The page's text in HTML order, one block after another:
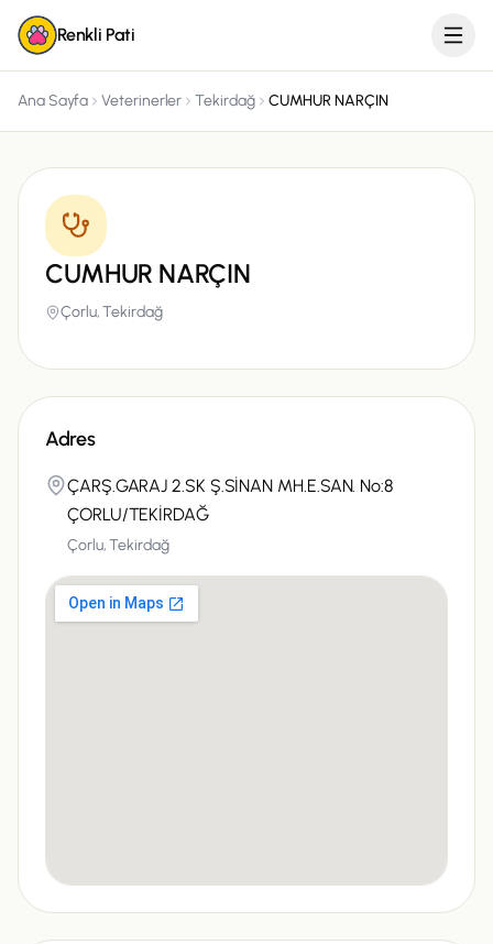
Renkli Pati
Ana Sayfa Veterinerler Tekirdağ CUMHUR NARÇIN
CUMHUR NARÇIN
Çorlu,Tekirdağ
Adres
ÇARŞ.GARAJ 2.SK Ş.SİNAN MH.E.SAN. No:8
ÇORLU/TEKİRDAĞ
Çorlu,Tekirdağ